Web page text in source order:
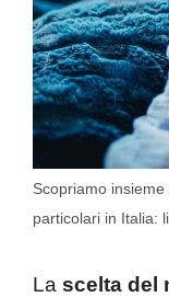
Scopriamo
particolari in Italia:
La scelta del